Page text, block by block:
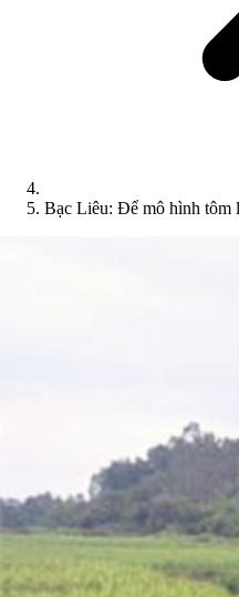
Bạc Liêu: Để mô hình tôm